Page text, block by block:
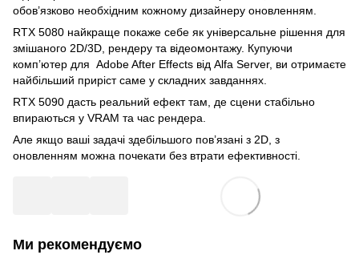
обов’язково необхідним кожному дизайнеру оновленням.
RTX 5080 найкраще покаже себе як універсальне рішення для
змішаного 2D/3D, рендеру та відеомонтажу. Купуючи
комп’ютер для Adobe After Effects від Alfa Server, ви отримаєте
найбільший приріст саме у складних завданнях.
RTX 5090 дасть реальний ефект там, де сцени стабільно
впираються у VRAM та час рендера.
Але якщо ваші задачі здебільшого пов’язані з 2D, з
оновленням можна почекати без втрати ефективності.
Ми рекомендуємо